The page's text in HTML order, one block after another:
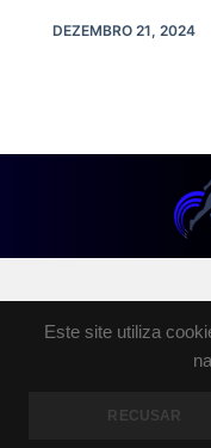
Este site utiliza
RECUSAR
DEZEMBRO 21, 2024